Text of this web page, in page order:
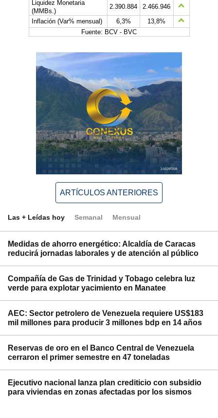
Liquidez Monetaria
(MMBs.)
2.390.884
2.466.946
Inflación (Var% mensual)
6,3%
13,8%
Fuente: BCV - BVC
ARTÍCULOS ANTERIORES
Las + Leídas hoy Semanal Mensual
Medidas de ahorro energético: Alcaldía de Caracas
reducirá jornadas laborales y de atención al público
Compañía de Gas de Trinidad y Tobago celebra luz
verde para explotar yacimiento en Manatee
AEC: Sector petrolero de Venezuela requiere US$183
mil millones para producir 3 millones bdp en 14 años
Reservas de oro en el Banco Central de Venezuela
cerraron el primer semestre en 47 toneladas
Ejecutivo nacional lanza plan crediticio con subsidio
para viviendas en zonas afectadas por los sismos